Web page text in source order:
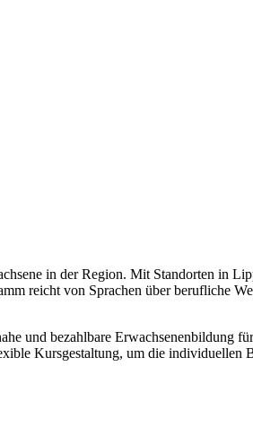
in der Region. Mit Standorten in
reicht von Sprachen über berufliche
und bezahlbare Erwachsenenbildung
Kursgestaltung, um die individuellen